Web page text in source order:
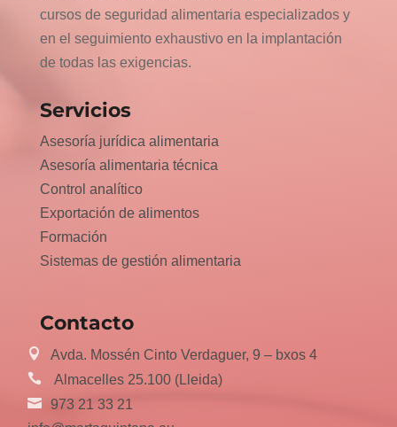
cursos de seguridad alimentaria especializados y
en el seguimiento exhaustivo en la implantación
de todas las exigencias.
Servicios
Asesoría jurídica alimentaria
Asesoría alimentaria técnica
Control analítico
Exportación de alimentos
Formación
Sistemas de gestión alimentaria
Contacto
Avda. Mossén Cinto Verdaguer, 9 – bxos 4
Almacelles 25.100 (Lleida)
973 21 33 21